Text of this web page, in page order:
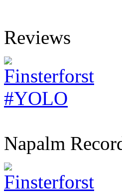
Reviews
Finsterforst
#YOLO
Napalm
Finsterforst